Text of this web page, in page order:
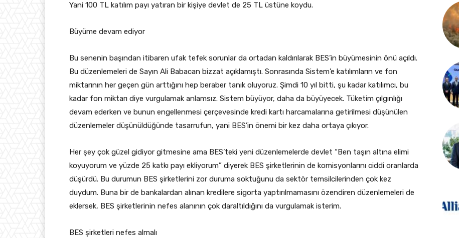
Yani 100 TL katılım payı yatıran bir kişiye devlet de 25 TL üstüne koydu.
Büyüme devam ediyor
Bu senenin başından itibaren ufak tefek sorunlar da ortadan kaldırılarak BES’in büyümesinin önü açıldı.
Bu düzenlemeleri de Sayın Ali Babacan bizzat açıklamıştı. Sonrasında Sistem’e katılımların ve fon
miktarının her geçen gün arttığını hep beraber tanık oluyoruz. Şimdi 10 yıl bitti, şu kadar katılımcı, bu
kadar fon miktarı diye vurgulamak anlamsız. Sistem büyüyor, daha da büyüyecek. Tüketim çılgınlığı
devam ederken ve bunun engellenmesi çerçevesinde kredi kartı harcamalarına getirilmesi düşünülen
düzenlemeler düşünüldüğünde tasarrufun, yani BES’in önemi bir kez daha ortaya çıkıyor.
Her şey çok güzel gidiyor gitmesine ama BES’teki yeni düzenlemelerde devlet “Ben taşın altına elimi
koyuyorum ve yüzde 25 katkı payı ekliyorum” diyerek BES şirketlerinin de komisyonlarını ciddi oranlarda
düşürdü. Bu durumun BES şirketlerini zor duruma soktuğunu da sektör temsilcilerinden çok kez
duydum. Buna bir de bankalardan alınan kredilere sigorta yaptırılmamasını özendiren düzenlemeleri de
eklersek, BES şirketlerinin nefes alanının çok daraltıldığını da vurgulamak isterim.
BES şirketleri nefes almalı